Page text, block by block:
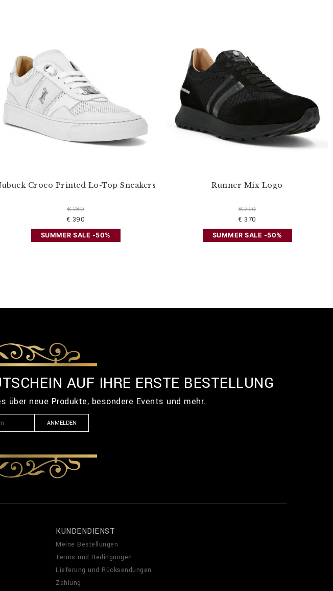
Croco Printed Lo-Top Sneakers
€ 780
€ 390
SUMMER SALE -50%
Runner Mix Logo
€ 740
€ 370
SUMMER SALE -50%
AUF IHRE ERSTE BESTELLUNG
neue Produkte, besondere Events und mehr.
ANMELDEN
KUNDENDIENST
Meine Bestellungen
Terms und Bedingungen
Lieferung und Rücksendungen
Zahlung